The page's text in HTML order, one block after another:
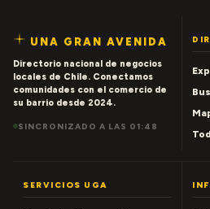
UNA GRAN AVENIDA
Directorio nacional de negocios
locales de Chile. Conectamos
comunidades con el comercio de
su barrio desde 2024.
SINCRONIZADO A LAS 01:48
SERVICIOS UGA